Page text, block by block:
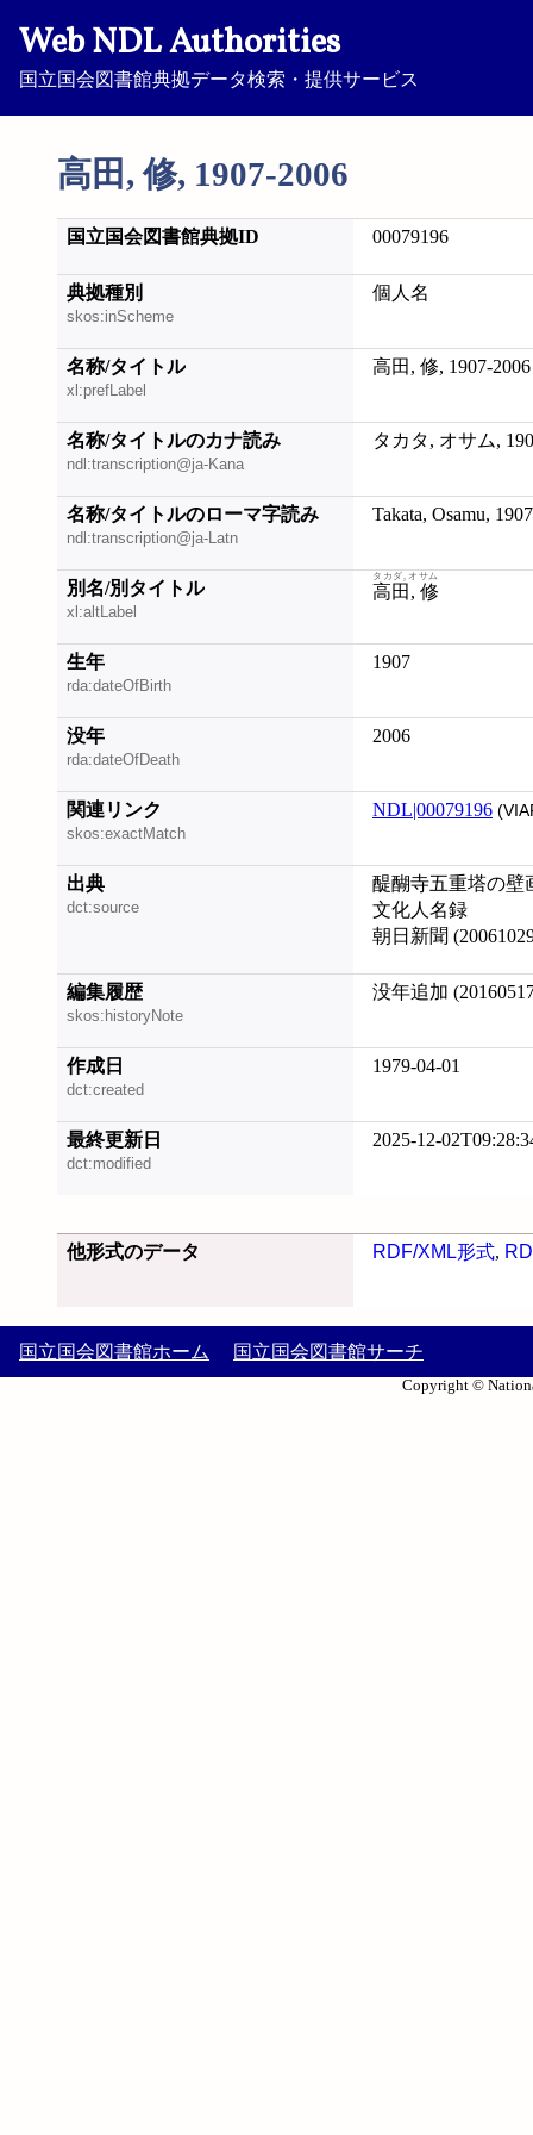
Web NDL Authorities
国立国会図書館典拠データ検索・提供サービス
高田, 修, 1907-2006
国立国会図書館典拠ID 00079196
典拠種別
skos:inScheme
個人名
名称/タイトル
xl:prefLabel
高田, 修, 1907-2006
名称/タイトルのカナ読み
ndl:transcription@ja-Kana
タカタ, オサム,
名称/タイトルのローマ字読み
ndl:transcription@ja-Latn
Takata, Osamu,
別名/別タイトル
xl:altLabel
高田, 修
タカダ, オサム
生年
rda:dateOfBirth
1907
没年
rda:dateOfDeath
2006
関連リンク
skos:exactMatch
NDL|00079196
出典
dct:source
醍醐寺五重塔の壁
文化人名録
朝日新聞
編集履歴
skos:historyNote
没年追加
作成日
dct:created
1979-04-01
最終更新日
dct:modified
2025-12-
他形式のデータ RDF/XML形式,
国立国会図書館ホーム 国立国会図書館サーチ
Copyright ©